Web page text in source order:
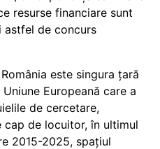
resurse financiare sunt
astfel de concurs
este singura țară
Europeană care a
de cercetare,
cap de locuitor, în ultimul
2015-2025, spațiul